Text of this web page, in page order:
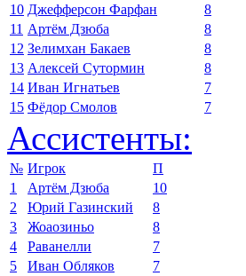
10 Джефферсон Фарфан
8
11 Артём Дзюба
8
12 Зелимхан Бакаев
8
13 Алексей Сутормин
8
14 Иван Игнатьев
7
15 Фёдор Смолов 7
Ассистенты:
№ Игрок
П
1
Артём Дзюба
10
2
Юрий Газинский
8
3
Жоаозиньо
8
4
Раванелли
7
5
Иван Обляков
7